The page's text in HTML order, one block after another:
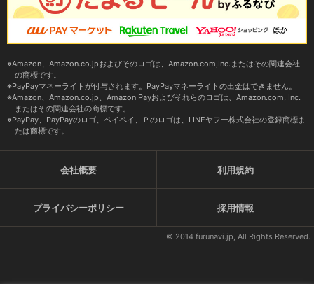
Amazon、Amazon.co.jpおよびそのロゴは、Amazon.com,Inc.またはその関連会社
の商標です。
PayPayマネーライトが付与されます。PayPayマネーライトの出金はできません。
Amazon、Amazon.co.jp、Amazon Payおよびそれらのロゴは、Amazon.com, Inc.
またはその関連会社の商標です。
PayPay、PayPayのロゴ、ペイペイ、Ｐのロゴは、LINEヤフー株式会社の登録商標ま
たは商標です。
会社概要 利用規約
プライバシーポリシー 採用情報
© 2014 furunavi.jp, All Rights Reserved.